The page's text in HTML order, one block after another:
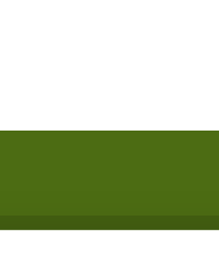
København Ø · CVR. 62517719